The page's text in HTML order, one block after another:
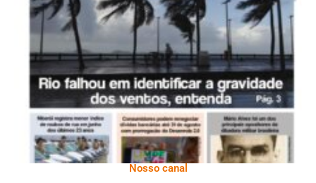
Ano X – Número 366 01 A 07 De Agosto De
2026
Nosso canal